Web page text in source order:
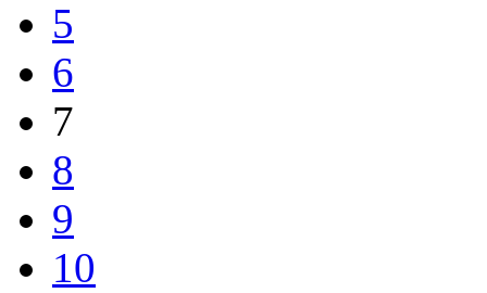
5
6
7
8
9
10